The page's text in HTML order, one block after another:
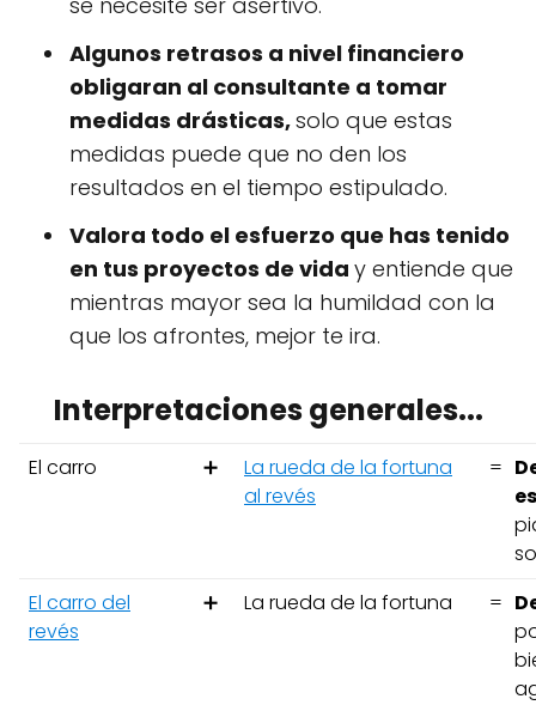
Algunos retrasos a nivel financiero
obligaran al consultante a tomar
medidas drásticas,solo que estas
medidas puede que no den los
resultados en el tiempo estipulado.
Valora todo el esfuerzo que has tenido
en tus proyectos de vida y entiende que
mientras mayor sea la humildad con la
que los afrontes, mejor te ira.
Interpretaciones generales...
El carro ➕
La rueda de la fortuna
al revés
=
El carro del
revés
➕ La rueda de la fortuna =